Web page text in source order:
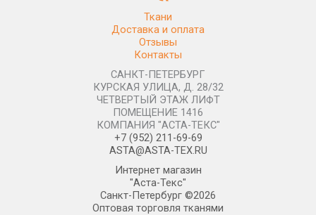
Ткани
Доставка и оплата
Отзывы
Контакты
САНКТ-ПЕТЕРБУРГ
КУРСКАЯ УЛИЦА, Д. 28/32
ЧЕТВЕРТЫЙ ЭТАЖ ЛИФТ
ПОМЕЩЕНИЕ 1416
КОМПАНИЯ "АСТА-ТЕКС"
+7 (952) 211-69-69
ASTA@ASTA-TEX.RU
Интернет магазин
"Аста-Текс"
Санкт-Петербург ©2026
Оптовая торговля тканями